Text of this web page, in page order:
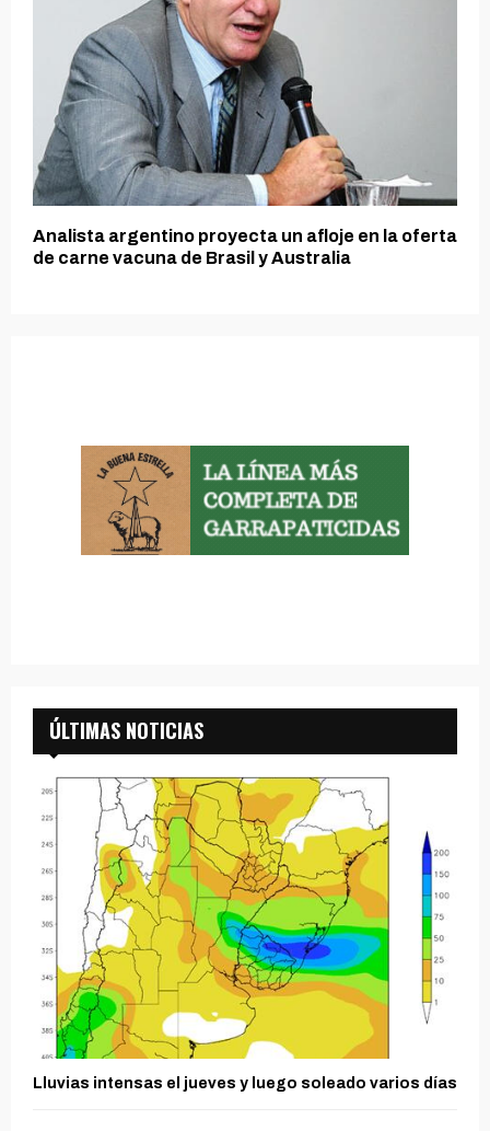
Analista argentino proyecta un afloje en la oferta
de carne vacuna de Brasil y Australia
ÚLTIMAS NOTICIAS
Lluvias intensas el jueves y luego soleado varios días